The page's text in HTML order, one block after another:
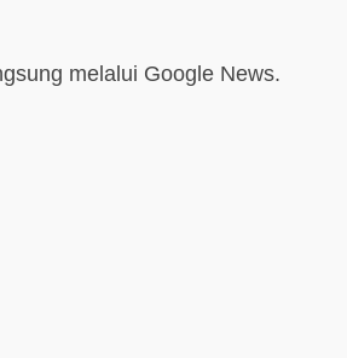
melalui Google News.